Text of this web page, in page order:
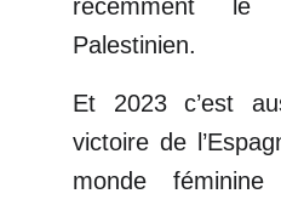
récemment le
Palestinien.
Et 2023 c’est
victoire de
monde